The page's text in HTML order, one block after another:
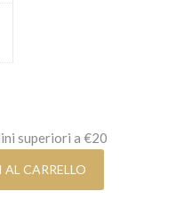
superiori a €20
CARRELLO